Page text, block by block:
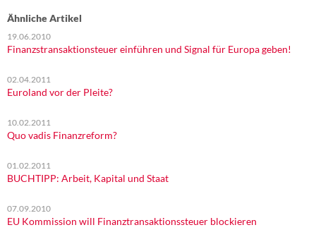
Ähnliche Artikel
19.06.2010
Finanzstransaktionsteuer einführen und Signal für Europa geben!
02.04.2011
Euroland vor der Pleite?
10.02.2011
Quo vadis Finanzreform?
01.02.2011
BUCHTIPP: Arbeit, Kapital und Staat
07.09.2010
EU Kommission will Finanztransaktionssteuer blockieren